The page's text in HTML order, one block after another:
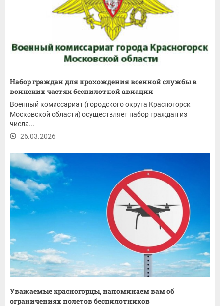
Набор граждан для прохождения военной службы в
воинских частях беспилотной авиации
Военный комиссариат (городского округа Красногорск
Московской области) осуществляет набор граждан из
числа...
26.03.2026
Уважаемые красногорцы, напоминаем вам об
ограничениях полетов беспилотников